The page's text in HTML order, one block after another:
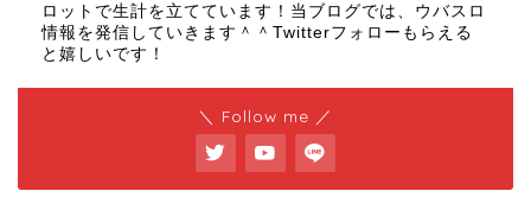
ロットで生計を立てています！当ブログでは、ウバスロ
情報を発信していきます＾＾Twitterフォローもらえる
と嬉しいです！
＼ Follow me ／